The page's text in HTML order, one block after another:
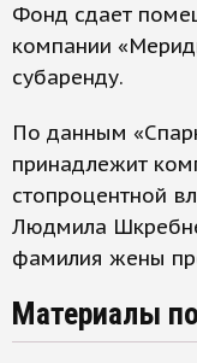
Фонд сдает
компании
субаренду.
По данным
принадлежит
стопроцентной
Людмила
фамилия жены
Материалы